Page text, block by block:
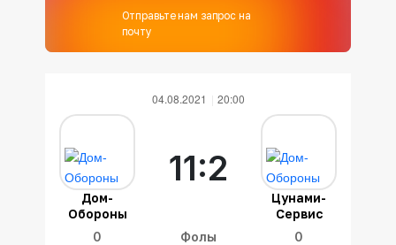
Отправьте нам запрос на
почту
04.08.2021 20:00
Дом-
Обороны
Цунами-
Сервис
11:2
Фолы
0 0